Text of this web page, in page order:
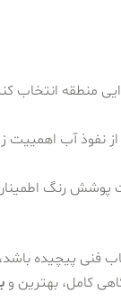
منطقه انتخاب
نفوذ آب اهمییت
پوشش رنگ
پیچیده
کامل، بهترین و